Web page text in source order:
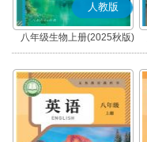
人教版
八年级生物上册(2025秋版)